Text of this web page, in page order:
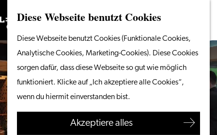
Diese Webseite benutzt Cookies
Diese Webseite benutzt Cookies (Funktionale Cookies,
Analytische Cookies, Marketing-Cookies). Diese Cookies
sorgen dafür, dass diese Webseite so gut wie möglich
funktioniert. Klicke auf „Ich akzeptiere alle Cookies“,
wenn du hiermit einverstanden bist.
Akzeptiere alles
Gehen
zur
Homepage
Menü
Suchen
Vom Wasser aus
Radeln & Wandern
Shoppen
Essen & Trinken
Ihren Besuch planen
Suchen